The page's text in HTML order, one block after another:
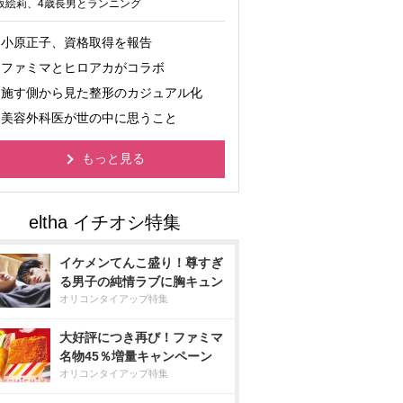
絵莉、4歳長男とランニング
小原正子、資格取得を報告
ファミマとヒロアカがコラボ
施す側から見た整形のカジュアル化
美容外科医が世の中に思うこと
もっと見る
イケメンてんこ盛り！尊すぎ
る男子の純情ラブに胸キュン
オリコンタイアップ特集
大好評につき再び！ファミマ
名物45％増量キャンペーン
オリコンタイアップ特集